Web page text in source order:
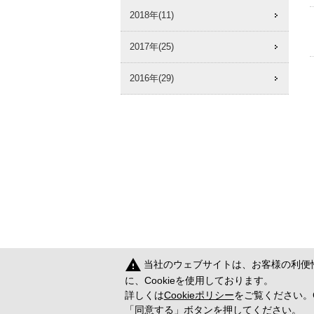
2018年(11)
2017年(25)
2016年(29)
warning 当社のウェブサイトは、お客様の利
に、Cookieを使用しております。
詳しくはCookieポリシーをご覧ください
「同意する」ボタンを押してください。